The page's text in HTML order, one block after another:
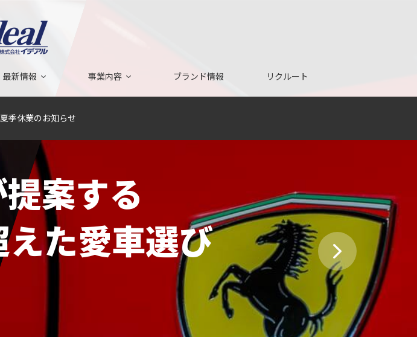
最新情報 事業内容 ブランド情報 リクルート
夏季休業のお知らせ
提案する
た愛車選び